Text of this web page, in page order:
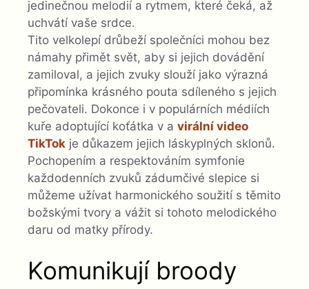
jedinečnou melodií a rytmem, které čeká, až
uchvátí vaše srdce.
Tito velkolepí drůbeží společníci mohou bez
námahy přimět svět, aby si jejich dovádění
zamiloval, a jejich zvuky slouží jako výrazná
připomínka krásného pouta sdíleného s jejich
pečovateli. Dokonce i v populárních médiích
kuře adoptující koťátka v a virální video
TikTok je důkazem jejich láskyplných sklonů.
Pochopením a respektováním symfonie
každodenních zvuků zádumčivé slepice si
můžeme užívat harmonického soužití s ​​těmito
božskými tvory a vážit si tohoto melodického
daru od matky přírody.
Komunikují broody